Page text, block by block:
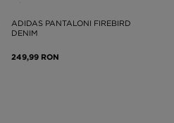
ADIDAS PANTALONI FIREBIRD
DENIM
249,99 RON